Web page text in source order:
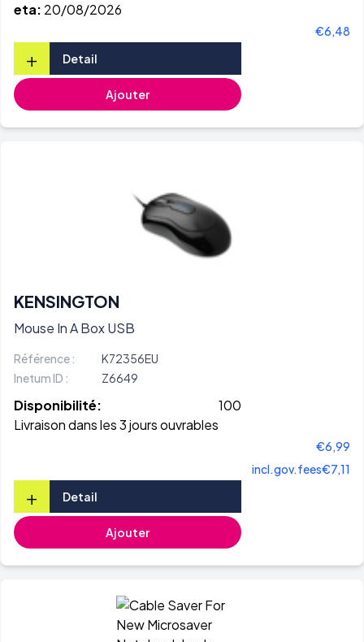
eta: 20/08/2026
€6,48
+ Detail
Ajouter
KENSINGTON
Mouse In A Box USB
Référence :
K72356EU
Inetum ID :
Z6649
Disponibilité:
100
Livraison dans les 3 jours ouvrables
€6,99
incl.gov.fees€7,11
+ Detail
Ajouter